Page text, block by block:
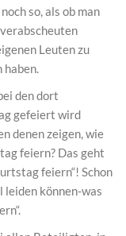
so, als ob man
Leuten zu
haben.
den dort
gefeiert wird
denen zeigen, wie
feiern? Das geht
feiern“! Schon
leiden können-was